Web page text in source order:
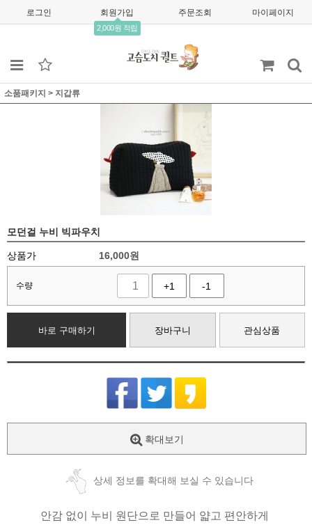
로그인 회원가입
2,000원 적립
주문조회 마이페이지
소품패키지 > 지갑류
모던걸 누비 빅파우치
상품가 16,000원
수량 +1 -1
바로 구매하기 장바구니 관심상품
확대보기
상세 정보를 확대해 보실 수 있습니다
안감 없이 누비 원단으로 만들어 얇고 편안하게